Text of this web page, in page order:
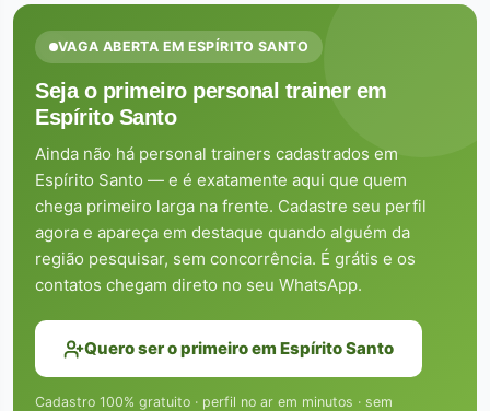
VAGA ABERTA EM ESPÍRITO SANTO
Seja o primeiro personal trainer em
Espírito Santo
Ainda não há personal trainers cadastrados em
Espírito Santo — e é exatamente aqui que quem
chega primeiro larga na frente. Cadastre seu perfil
agora e apareça em destaque quando alguém da
região pesquisar, sem concorrência. É grátis e os
contatos chegam direto no seu WhatsApp.
Quero ser o primeiro em Espírito Santo
Cadastro 100% gratuito · perfil no ar em minutos · sem